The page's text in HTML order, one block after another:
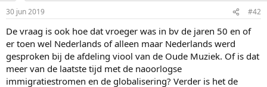
30 jun 2019 #42
De vraag is ook hoe dat vroeger was in bv de jaren 50 en of
er toen wel Nederlands of alleen maar Nederlands werd
gesproken bij de afdeling viool van de Oude Muziek. Of is dat
meer van de laatste tijd met de naoorlogse
immigratiestromen en de globalisering? Verder is het de